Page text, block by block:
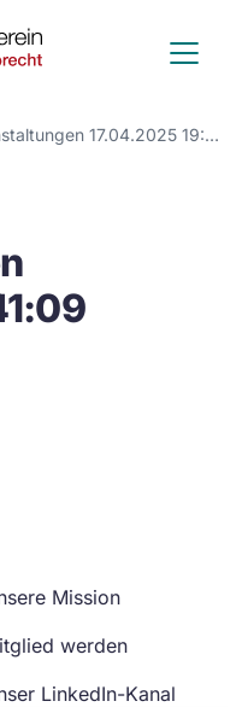
Deutscher
Anwalt
Verein
Anmeldung zu Veranstaltungen 17.04.2025 19:41:09
Mission
werden
LinkedIn-Kanal